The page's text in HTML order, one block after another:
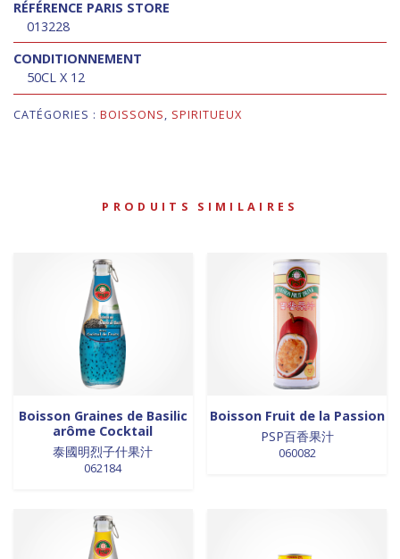
RÉFÉRENCE PARIS STORE
013228
CONDITIONNEMENT
50CL X 12
CATÉGORIES : BOISSONS, SPIRITUEUX
PRODUITS SIMILAIRES
Boisson Graines de Basilic
arôme Cocktail
泰國明烈子什果汁
062184
Boisson Fruit de la Passion
PSP百香果汁
060082